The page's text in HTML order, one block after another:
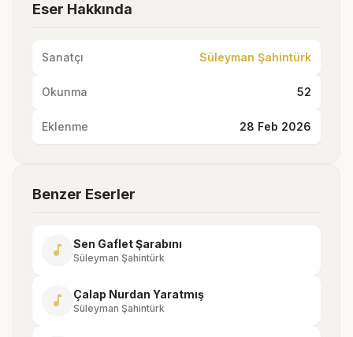
Eser Hakkında
Sanatçı Süleyman Şahintürk
Okunma 52
Eklenme 28 Feb 2026
Benzer Eserler
music_note Sen Gaflet Şarabını
Süleyman Şahintürk
music_note Çalap Nurdan Yaratmış
Süleyman Şahintürk